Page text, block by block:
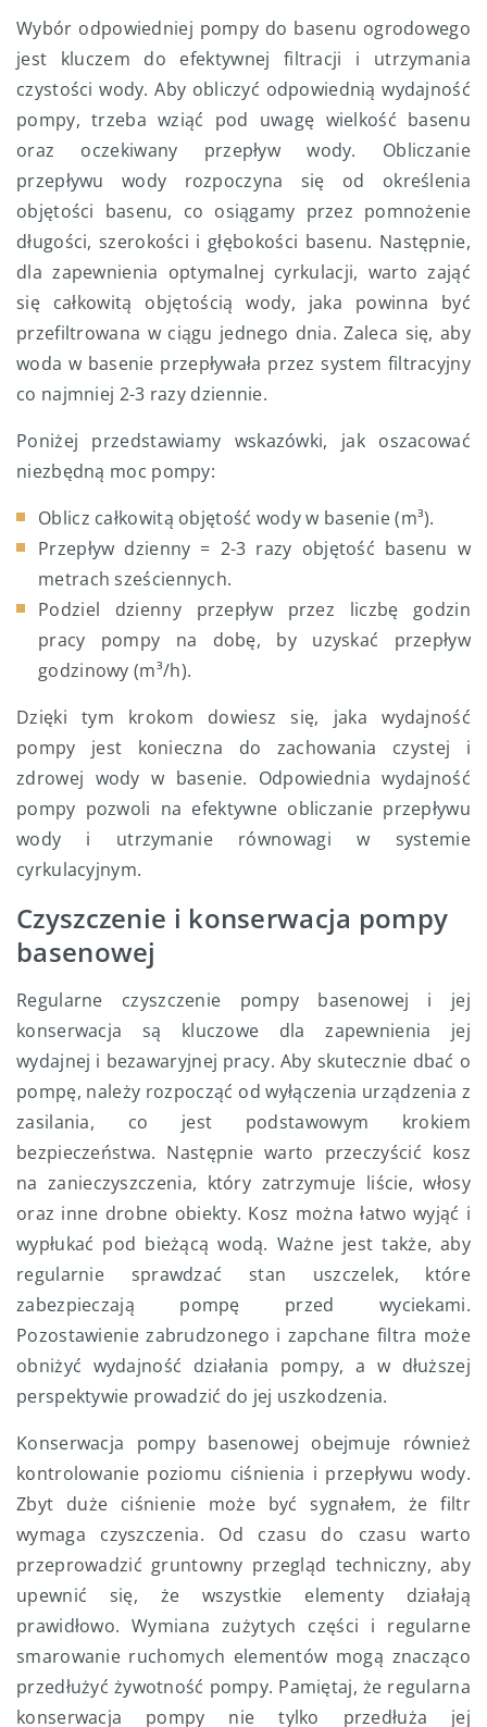
Wybór odpowiedniej pompy do basenu ogrodowego
jest kluczem do efektywnej filtracji i utrzymania
czystości wody. Aby obliczyć odpowiednią wydajność
pompy, trzeba wziąć pod uwagę wielkość basenu
oraz oczekiwany przepływ wody. Obliczanie
przepływu wody rozpoczyna się od określenia
objętości basenu, co osiągamy przez pomnożenie
długości, szerokości i głębokości basenu. Następnie,
dla zapewnienia optymalnej cyrkulacji, warto zająć
się całkowitą objętością wody, jaka powinna być
przefiltrowana w ciągu jednego dnia. Zaleca się, aby
woda w basenie przepływała przez system filtracyjny
co najmniej 2-3 razy dziennie.
Poniżej przedstawiamy wskazówki, jak oszacować
niezbędną moc pompy:
Oblicz całkowitą objętość wody w basenie (m³).
Przepływ dzienny = 2-3 razy objętość basenu w
metrach sześciennych.
Podziel dzienny przepływ przez liczbę godzin
pracy pompy na dobę, by uzyskać przepływ
godzinowy (m³/h).
Dzięki tym krokom dowiesz się, jaka wydajność
pompy jest konieczna do zachowania czystej i
zdrowej wody w basenie. Odpowiednia wydajność
pompy pozwoli na efektywne obliczanie przepływu
wody i utrzymanie równowagi w systemie
cyrkulacyjnym.
Czyszczenie i konserwacja pompy
basenowej
Regularne czyszczenie pompy basenowej i jej
konserwacja są kluczowe dla zapewnienia jej
wydajnej i bezawaryjnej pracy. Aby skutecznie dbać o
pompę, należy rozpocząć od wyłączenia urządzenia z
zasilania, co jest podstawowym krokiem
bezpieczeństwa. Następnie warto przeczyścić kosz
na zanieczyszczenia, który zatrzymuje liście, włosy
oraz inne drobne obiekty. Kosz można łatwo wyjąć i
wypłukać pod bieżącą wodą. Ważne jest także, aby
regularnie sprawdzać stan uszczelek, które
zabezpieczają pompę przed wyciekami.
Pozostawienie zabrudzonego i zapchane filtra może
obniżyć wydajność działania pompy, a w dłuższej
perspektywie prowadzić do jej uszkodzenia.
Konserwacja pompy basenowej obejmuje również
kontrolowanie poziomu ciśnienia i przepływu wody.
Zbyt duże ciśnienie może być sygnałem, że filtr
wymaga czyszczenia. Od czasu do czasu warto
przeprowadzić gruntowny przegląd techniczny, aby
upewnić się, że wszystkie elementy działają
prawidłowo. Wymiana zużytych części i regularne
smarowanie ruchomych elementów mogą znacząco
przedłużyć żywotność pompy. Pamiętaj, że regularna
konserwacja pompy nie tylko przedłuża jej